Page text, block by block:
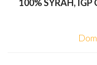
100% SYRAH, IGP